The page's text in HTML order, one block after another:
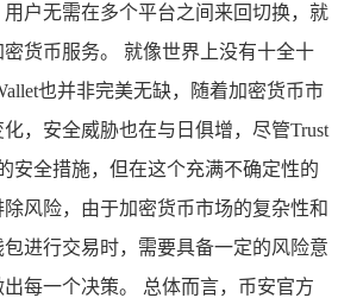
户无需在多个平台之间来回切换，就
货币服务。 就像世界上没有十全十
也并非完美无缺，随着加密货币市
，安全威胁也在与日俱增，尽管Trust
安全措施，但在这个充满不确定性的
风险，由于加密货币市场的复杂性和
进行交易时，需要具备一定的风险意
每一个决策。 总体而言，币安官方